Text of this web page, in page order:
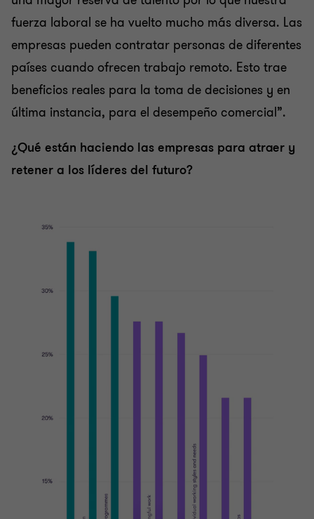
fuerza laboral se ha vuelto mucho más diversa. Las
empresas pueden contratar personas de diferentes
países cuando ofrecen trabajo remoto. Esto trae
beneficios reales para la toma de decisiones y en
última instancia, para el desempeño comercial”.
¿Qué están haciendo las empresas para atraer y
retener a los líderes del futuro?